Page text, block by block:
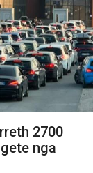
2700
nga